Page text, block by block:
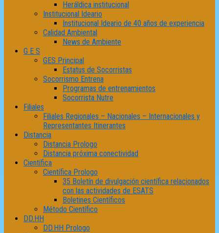
Heráldica institucional
Institucional Ideario
Institucional Ideario de 40 años de experiencia
Calidad Ambiental
News de Ambiente
G E S
GES Principal
Estatus de Socorristas
Socorrismo Entrena
Programas de entrenamientos
Socorrista Nutre
Filiales
Filiales Regionales – Nacionales – Internacionales y
Representantes Itinerantes
Distancia
Distancia Prologo
Distancia próxima conectividad
Científica
Científica Prologo
35 Boletín de divulgación científica relacionados
con las actividades de ESATS
Boletines Científicos
Método Científico
DD.HH
DD.HH Prologo